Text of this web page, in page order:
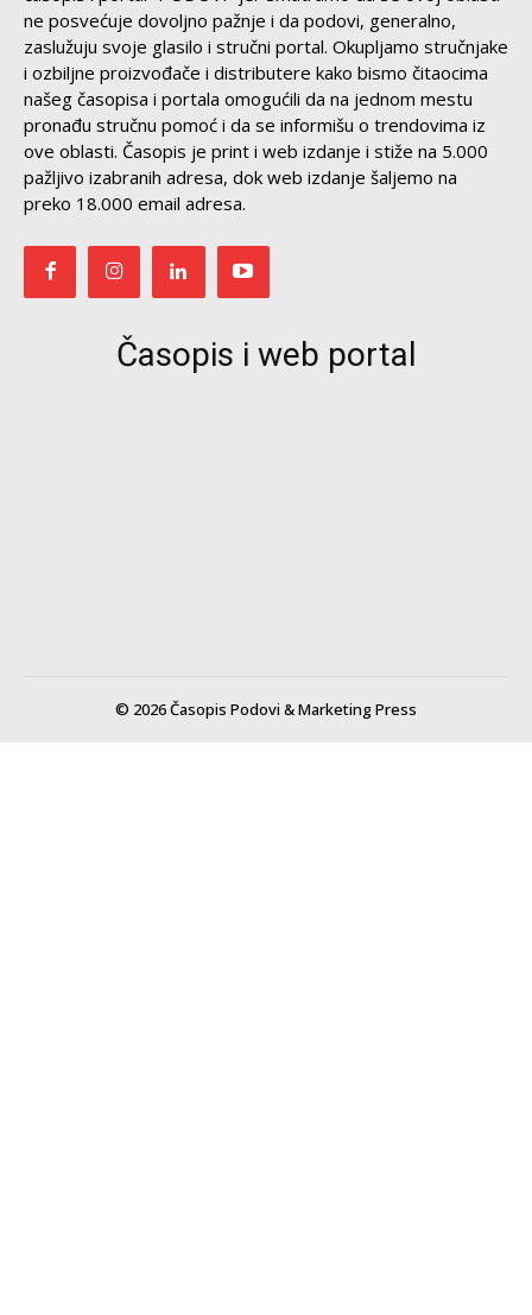
ne posvećuje dovoljno pažnje i da podovi, generalno,
zaslužuju svoje glasilo i stručni portal. Okupljamo stručnjake
i ozbiljne proizvođače i distributere kako bismo čitaocima
našeg časopisa i portala omogućili da na jednom mestu
pronađu stručnu pomoć i da se informišu o trendovima iz
ove oblasti. Časopis je print i web izdanje i stiže na 5.000
pažljivo izabranih adresa, dok web izdanje šaljemo na
preko 18.000 email adresa.
Časopis i web portal
© 2026 Časopis Podovi & Marketing Press